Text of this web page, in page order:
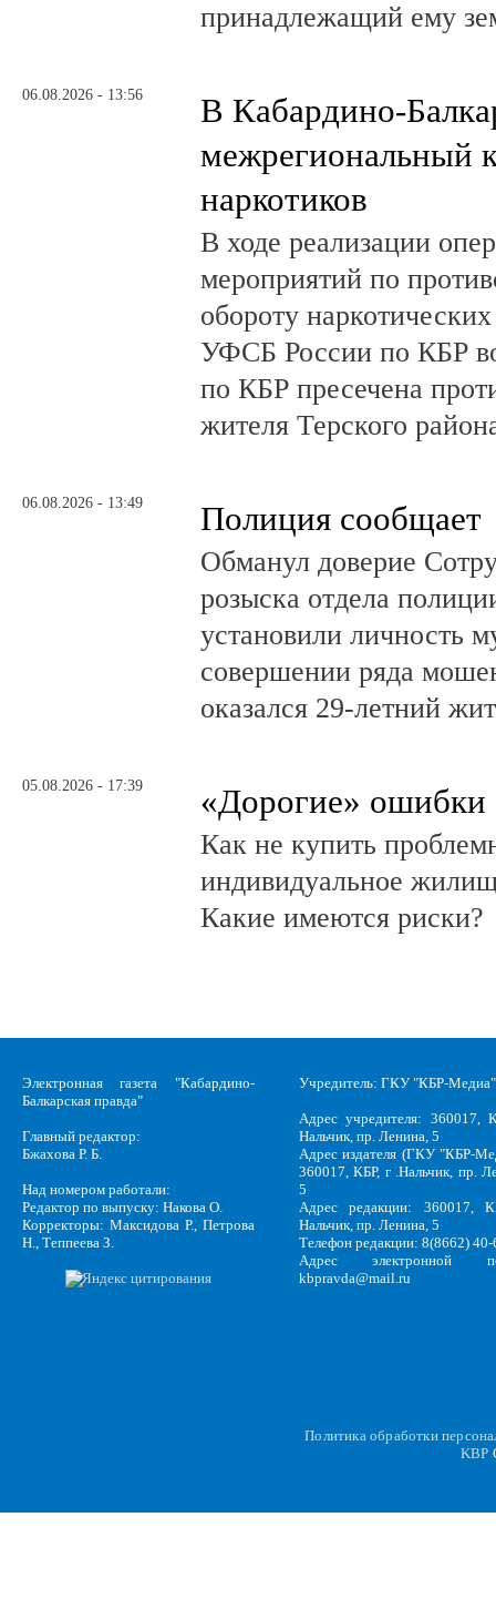
принадлежащий ему
06.08.2026 - 13:56
В Кабардино-
межрегиональный
наркотиков
В ходе реализации
мероприятий по
обороту
УФСБ России по КБР
по КБР пресечена
жителя Терского
06.08.2026 - 13:49 Полиция сообщает
Обманул доверие
розыска отдела
установили личность
совершении ряда
оказался 29-летний
05.08.2026 - 17:39 «Дорогие» ошибки
Как не купить
индивидуальное
Какие имеются риски?
Электронная газета "Кабардино-
Балкарская правда"
Главный редактор:
Бжахова Р. Б.
Над номером работали:
Редактор по выпуску: Накова О.
Корректоры: Максидова Р., Петрова
Н., Теппеева З.
Учредитель: ГКУ "КБР-Медиа"
Адрес учредителя: 360017,
Нальчик, пр. Ленина, 5
Адрес издателя (ГКУ "КБР-
360017, КБР, г .Нальчик, пр.
5
Адрес редакции: 360017,
Нальчик, пр. Ленина, 5
Телефон редакции: 8(8662)
Адрес электронной
kbpravda@mail.ru
Политика обработки
KBP